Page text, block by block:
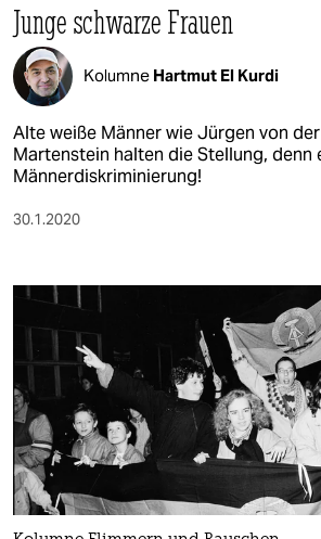
Junge schwarze Frauen
Kolumne Hartmut El Kurdi
Alte weiße Männer wie Jürgen von
Martenstein halten die Stellung, denn
Männerdiskriminierung!​
30.1.2020